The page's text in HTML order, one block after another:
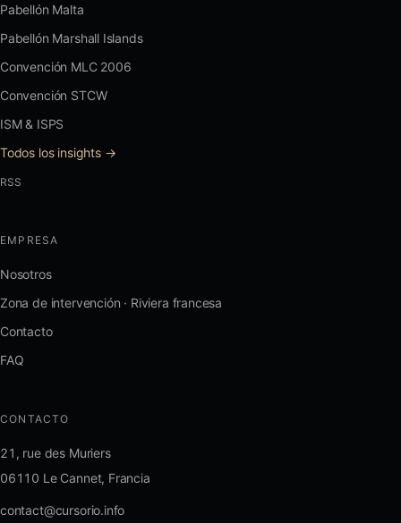
Pabellón Malta
Pabellón Marshall Islands
Convención MLC 2006
Convención STCW
ISM & ISPS
Todos los insights →
RSS
EMPRESA
Nosotros
Zona de intervención · Riviera francesa
Contacto
FAQ
CONTACTO
21, rue des Muriers
06110 Le Cannet, Francia
contact@cursorio.info